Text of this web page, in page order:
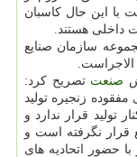
با این حال كاسبان
داخلی هستند.
سازمان صنایع
صنعت تصریح كرد:
زنجیره تولید
تولید قرار ندارد و
قرار نگرفته است و
حضور اتحادیه های